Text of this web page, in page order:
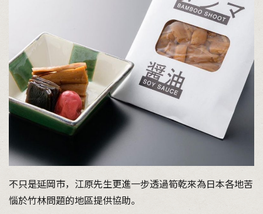
不只是延岡市，江原先生更進一步透過筍乾來為日本各地苦
惱於竹林問題的地區提供協助。